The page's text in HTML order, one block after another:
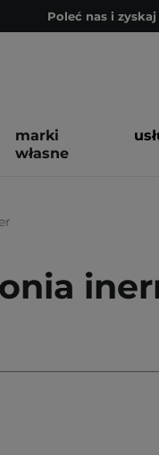
Poleć nas i
Bezpłatne
Poleć nas i
marki
własne